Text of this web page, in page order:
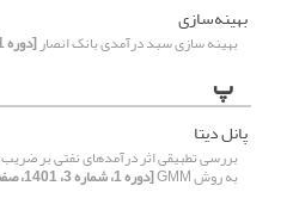
بهینه‌سازی
بهینه سازی سبد درآمدی بانک انصار[دوره 1، شماره 1، 1401، صفحه 97-130]
پ
پانل دیتا
بررسی تطبیقی اثر درآمدهای نفتی بر
به روش GMM [دوره 1، شماره 3، 1401، صفحه 31-53]